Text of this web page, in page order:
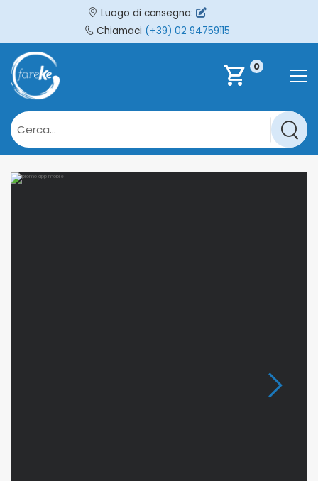
Luogo di consegna:
Chiamaci (+39) 02 94759115
shopping_cart 0